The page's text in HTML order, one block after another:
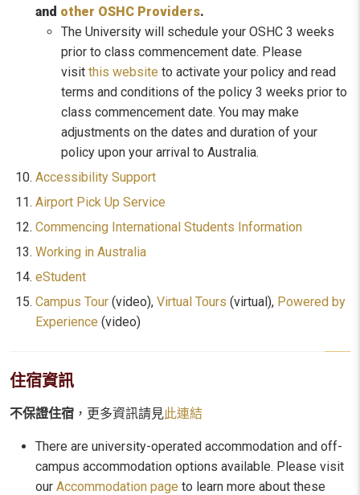
and other OSHC Providers.
The University will schedule your OSHC 3 weeks
prior to class commencement date. Please
visit this website to activate your policy and read
terms and conditions of the policy 3 weeks prior to
class commencement date. You may make
adjustments on the dates and duration of your
policy upon your arrival to Australia.
Accessibility Support
Airport Pick Up Service
Commencing International Students Information
Working in Australia
eStudent
Campus Tour (video), Virtual Tours (virtual), Powered by
Experience (video)
住宿資訊
不保證住宿 ，更多資訊請見此連結
There are university-operated accommodation and off-
campus accommodation options available. Please visit
our Accommodation page to learn more about these